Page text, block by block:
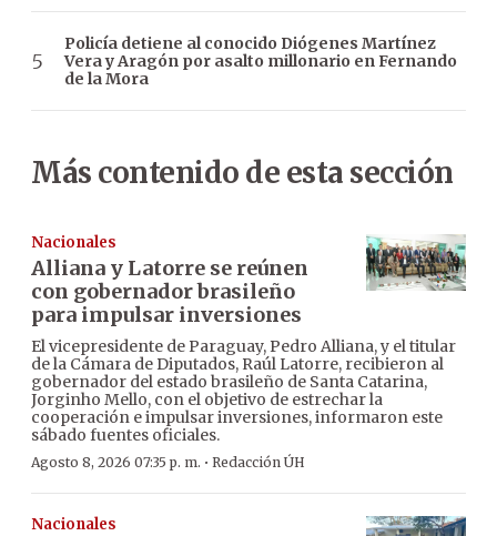
Policía detiene al conocido Diógenes Martínez
Vera y Aragón por asalto millonario en Fernando
de la Mora
Más contenido de esta sección
Nacionales
Alliana y Latorre se reúnen
con gobernador brasileño
para impulsar inversiones
El vicepresidente de Paraguay, Pedro Alliana, y el titular
de la Cámara de Diputados, Raúl Latorre, recibieron al
gobernador del estado brasileño de Santa Catarina,
Jorginho Mello, con el objetivo de estrechar la
cooperación e impulsar inversiones, informaron este
sábado fuentes oficiales.
Agosto 8, 2026 07:35 p. m. · Redacción ÚH
Nacionales